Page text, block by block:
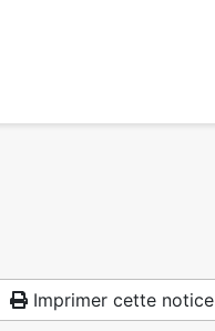
Imprimer cette notice